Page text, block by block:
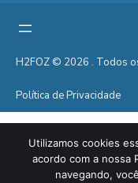
H2FOZ © 2026 . Todos
Política de Privacidade
Utilizamos cookies
acordo com a nossa
navegando,